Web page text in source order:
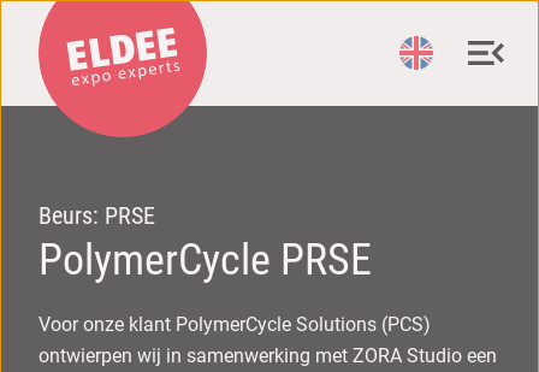
Beurs: PRSE
PolymerCycle PRSE
Voor onze klant PolymerCycle Solutions (PCS)
ontwierpen wij in samenwerking met ZORA Studio een